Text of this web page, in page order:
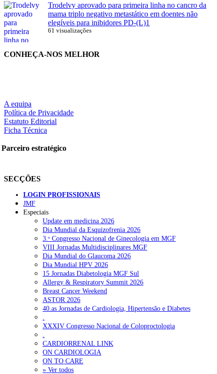
Trodelvy aprovado para primeira linha no cancro da
mama triplo negativo metastático em doentes não
elegíveis para inibidores PD-(L)1
61 visualizações
CONHEÇA-NOS MELHOR
A equipa
Política de Privacidade
Estatuto Editorial
Ficha Técnica
Parceiro estratégico
SECÇÕES
LOGIN PROFISSIONAIS
JMF
Especiais
Update em medicina 2026
Dia Mundial da Esquizofrenia 2026
3.ᵒ Congresso Nacional de Ginecologia em MGF
VIII Jornadas Multidisciplinares MGF
Dia Mundial do Glaucoma 2026
Dia Mundial HPV 2026
15 Jornadas Diabetologia MGF Sul
Allergy & Respiratory Summit 2026
Breast Cancer Weekend
ASTOR 2026
40.as Jornadas de Cardiologia, Hipertensão e Diabetes
XXXIV Congresso Nacional de Coloproctologia
CARDIORRENAL LINK
ON CARDIOLOGIA
ON TO CARE
» Ver todos